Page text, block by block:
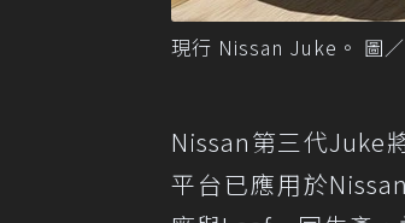
現行 Nissan Juke。 圖
Nissan第三代Juke
平台已應用於